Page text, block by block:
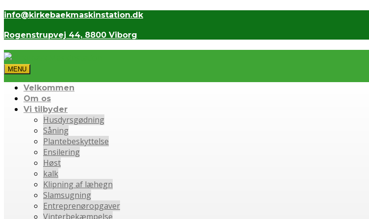
info@kirkebaekmaskinstation.dk
Rogenstrupvej 44, 8800 Viborg
MENU
Velkommen
Om os
Vi tilbyder
Husdyrsgødning
Såning
Plantebeskyttelse
Ensilering
Høst
kalk
Klipning af læhegn
Slamsugning
Entreprenøropgaver
Vinterbekæmpelse